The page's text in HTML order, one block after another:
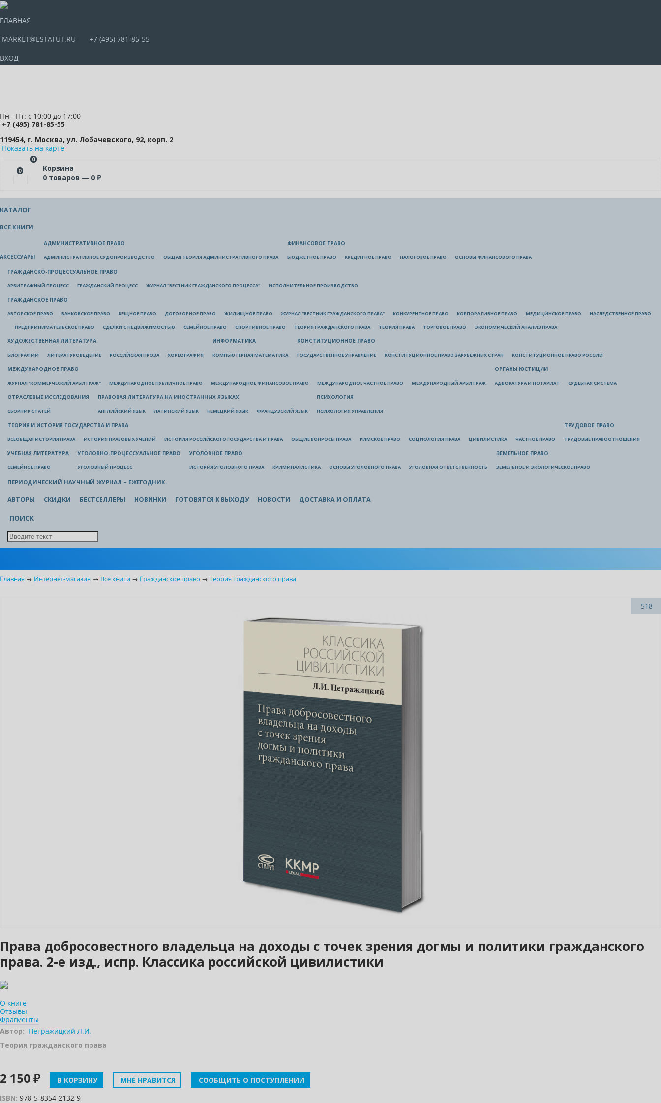
ГЛАВНАЯ
MARKET@ESTATUT.RU
+7 (495) 781-85-55
ВХОД
Пн - Пт: с 10:00 до 17:00
+7 (495) 781-85-55
119454, г. Москва, ул. Лобачевского, 92, корп. 2
Показать на карте
0
0
Корзина
0 товаров — 0 ₽
КАТАЛОГ
ВСЕ КНИГИ
АКСЕССУАРЫ
АДМИНИСТРАТИВНОЕ ПРАВО
АДМИНИСТРАТИВНОЕ СУДОПРОИЗВОДСТВО ОБЩАЯ ТЕОРИЯ АДМИНИСТРАТИВНОГО ПРАВА
ФИНАНСОВОЕ ПРАВО
БЮДЖЕТНОЕ ПРАВО КРЕДИТНОЕ ПРАВО НАЛОГОВОЕ ПРАВО ОСНОВЫ ФИНАНСОВОГО ПРАВА
ГРАЖДАНСКО-ПРОЦЕССУАЛЬНОЕ ПРАВО
АРБИТРАЖНЫЙ ПРОЦЕСС ГРАЖДАНСКИЙ ПРОЦЕСС ЖУРНАЛ "ВЕСТНИК ГРАЖДАНСКОГО ПРОЦЕССА" ИСПОЛНИТЕЛЬНОЕ ПРОИЗВОДСТВО
ГРАЖДАНСКОЕ ПРАВО
АВТОРСКОЕ ПРАВО БАНКОВСКОЕ ПРАВО ВЕЩНОЕ ПРАВО ДОГОВОРНОЕ ПРАВО ЖИЛИЩНОЕ ПРАВО ЖУРНАЛ "ВЕСТНИК ГРАЖДАНСКОГО ПРАВА" КОНКУРЕНТНОЕ ПРАВО КОРПОРАТИВНОЕ ПРАВО МЕДИЦИНСКОЕ ПРАВО НАСЛЕДСТВЕННОЕ ПРАВО
ПРЕДПРИНИМАТЕЛЬСКОЕ ПРАВО СДЕЛКИ С НЕДВИЖИМОСТЬЮ СЕМЕЙНОЕ ПРАВО СПОРТИВНОЕ ПРАВО ТЕОРИЯ ГРАЖДАНСКОГО ПРАВА ТЕОРИЯ ПРАВА ТОРГОВОЕ ПРАВО ЭКОНОМИЧЕСКИЙ АНАЛИЗ ПРАВА
ХУДОЖЕСТВЕННАЯ ЛИТЕРАТУРА
БИОГРАФИИ ЛИТЕРАТУРОВЕДЕНИЕ РОССИЙСКАЯ ПРОЗА ХОРЕОГРАФИЯ
ИНФОРМАТИКА
КОМПЬЮТЕРНАЯ МАТЕМАТИКА
КОНСТИТУЦИОННОЕ ПРАВО
ГОСУДАРСТВЕННОЕ УПРАВЛЕНИЕ КОНСТИТУЦИОННОЕ ПРАВО ЗАРУБЕЖНЫХ СТРАН КОНСТИТУЦИОННОЕ ПРАВО РОССИИ
МЕЖДУНАРОДНОЕ ПРАВО
ЖУРНАЛ "КОММЕРЧЕСКИЙ АРБИТРАЖ" МЕЖДУНАРОДНОЕ ПУБЛИЧНОЕ ПРАВО МЕЖДУНАРОДНОЕ ФИНАНСОВОЕ ПРАВО МЕЖДУНАРОДНОЕ ЧАСТНОЕ ПРАВО МЕЖДУНАРОДНЫЙ АРБИТРАЖ
ОРГАНЫ ЮСТИЦИИ
АДВОКАТУРА И НОТАРИАТ СУДЕБНАЯ СИСТЕМА
ОТРАСЛЕВЫЕ ИССЛЕДОВАНИЯ
СБОРНИК СТАТЕЙ
ПРАВОВАЯ ЛИТЕРАТУРА НА ИНОСТРАННЫХ ЯЗЫКАХ
АНГЛИЙСКИЙ ЯЗЫК ЛАТИНСКИЙ ЯЗЫК НЕМЕЦКИЙ ЯЗЫК ФРАНЦУЗСКИЙ ЯЗЫК
ПСИХОЛОГИЯ
ПСИХОЛОГИЯ УПРАВЛЕНИЯ
ТЕОРИЯ И ИСТОРИЯ ГОСУДАРСТВА И ПРАВА
ВСЕОБЩАЯ ИСТОРИЯ ПРАВА ИСТОРИЯ ПРАВОВЫХ УЧЕНИЙ ИСТОРИЯ РОССИЙСКОГО ГОСУДАРСТВА И ПРАВА ОБЩИЕ ВОПРОСЫ ПРАВА РИМСКОЕ ПРАВО СОЦИОЛОГИЯ ПРАВА ЦИВИЛИСТИКА ЧАСТНОЕ ПРАВО
ТРУДОВОЕ ПРАВО
ТРУДОВЫЕ ПРАВООТНОШЕНИЯ
УЧЕБНАЯ ЛИТЕРАТУРА
СЕМЕЙНОЕ ПРАВО
УГОЛОВНО-ПРОЦЕССУАЛЬНОЕ ПРАВО
УГОЛОВНЫЙ ПРОЦЕСС
УГОЛОВНОЕ ПРАВО
ИСТОРИЯ УГОЛОВНОГО ПРАВА КРИМИНАЛИСТИКА ОСНОВЫ УГОЛОВНОГО ПРАВА УГОЛОВНАЯ ОТВЕТСТВЕННОСТЬ
ЗЕМЕЛЬНОЕ ПРАВО
ЗЕМЕЛЬНОЕ И ЭКОЛОГИЧЕСКОЕ ПРАВО
ПЕРИОДИЧЕСКИЙ НАУЧНЫЙ ЖУРНАЛ – ЕЖЕГОДНИК.
АВТОРЫ СКИДКИ БЕСТСЕЛЛЕРЫ НОВИНКИ ГОТОВЯТСЯ К ВЫХОДУ НОВОСТИ ДОСТАВКА И ОПЛАТА
ПОИСК
Главная → Интернет-магазин → Все книги → Гражданское право → Теория гражданского права
518
Права добросовестного владельца на доходы с точек зрения догмы и политики гражданского
права. 2-е изд., испр. Классика российской цивилистики
О книге
Отзывы
Фрагменты
Автор: Петражицкий Л.И.
Теория гражданского права
2 150 ₽ В КОРЗИНУ МНЕ НРАВИТСЯ
СООБЩИТЬ О ПОСТУПЛЕНИИ
ISBN: 978-5-8354-2132-9